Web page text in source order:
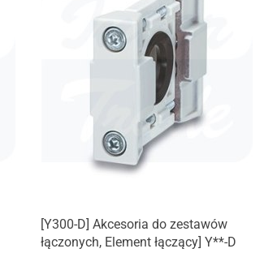
[Y300-D] Akcesoria do zestawów
łączonych, Element łączący] Y**-D